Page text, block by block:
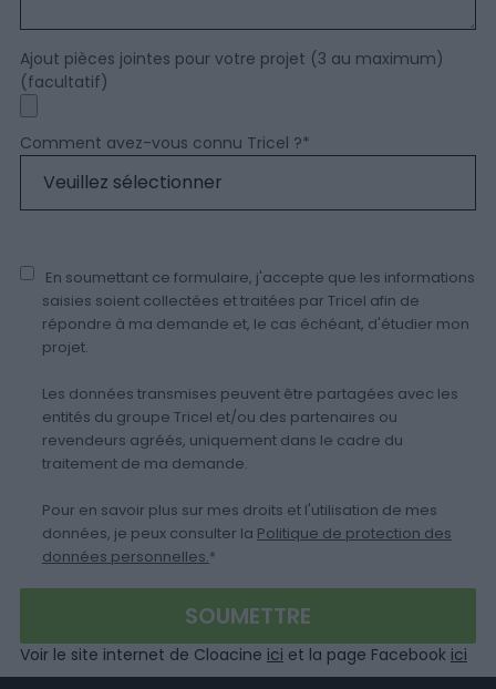
Ajout pièces jointes pour votre projet (3 au maximum)
(facultatif)
Comment avez-vous connu Tricel ?*
En soumettant ce formulaire, j'accepte que les informations
saisies soient collectées et traitées par Tricel afin de
répondre à ma demande et, le cas échéant, d'étudier mon
projet.
Les données transmises peuvent être partagées avec les
entités du groupe Tricel et/ou des partenaires ou
revendeurs agréés, uniquement dans le cadre du
traitement de ma demande.
Pour en savoir plus sur mes droits et l'utilisation de mes
données, je peux consulter la Politique de protection des
données personnelles.*
Voir le site internet de Cloacine ici et la page Facebook ici